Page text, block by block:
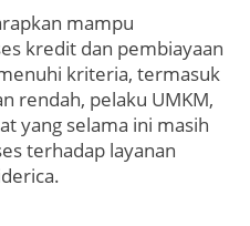
mampu
kredit dan pembiayaan
kriteria, termasuk
rendah, pelaku UMKM,
yang selama ini masih
terhadap layanan